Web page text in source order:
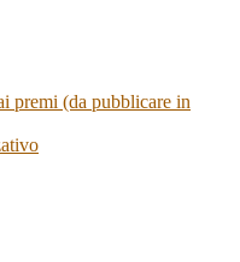
premi (da pubblicare in